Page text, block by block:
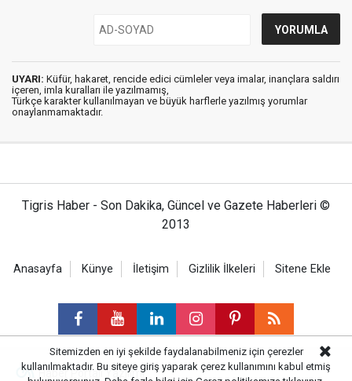
UYARI: Küfür, hakaret, rencide edici cümleler veya imalar, inançlara saldırı
içeren, imla kuralları ile yazılmamış,
Türkçe karakter kullanılmayan ve büyük harflerle yazılmış yorumlar
onaylanmamaktadır.
Tigris Haber - Son Dakika, Güncel ve Gazete Haberleri ©
2013
Anasayfa Künye İletişim Gizlilik İlkeleri Sitene Ekle
Haber Portalı Yazılımı
Sitemizden en iyi şekilde faydalanabilmeniz için çerezler
kullanılmaktadır. Bu siteye giriş yaparak çerez kullanımını kabul etmiş